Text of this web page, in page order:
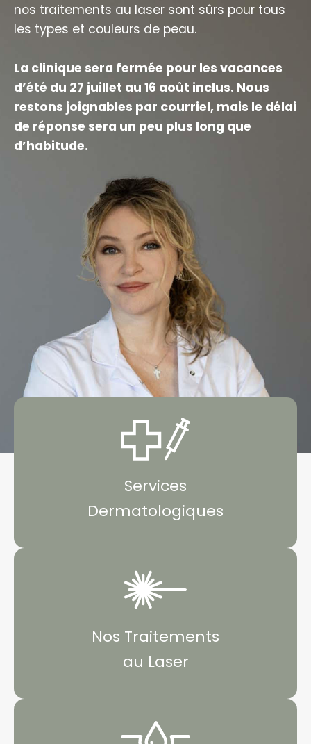
nos traitements au laser sont sûrs pour tous
les types et couleurs de peau.
La clinique sera fermée pour les vacances
d’été du 27 juillet au 16 août inclus. Nous
restons joignables par courriel, mais le délai
de réponse sera un peu plus long que
d’habitude.
Services
Dermatologiques
Nos Traitements
au Laser